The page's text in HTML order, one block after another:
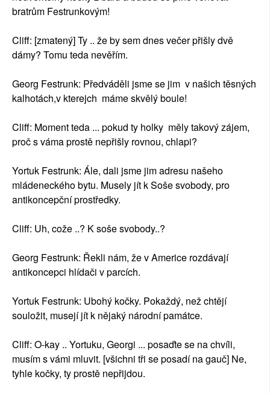
bratrům Festrunkovým!
Cliff: [zmatený] Ty .. že by sem dnes večer přišly dvě
dámy? Tomu teda nevěřím.
Georg Festrunk: Předváděli jsme se jim v našich těsných
kalhotách,v kterejch máme skvělý boule!
Cliff: Moment teda ... pokud ty holky měly takový zájem,
proč s váma prostě nepřišly rovnou, chlapi?
Yortuk Festrunk: Ále, dali jsme jim adresu našeho
mládeneckého bytu. Musely jít k Soše svobody, pro
antikoncepční prostředky.
Cliff: Uh, cože ..? K soše svobody..?
Georg Festrunk: Řekli nám, že v Americe rozdávají
antikoncepci hlídači v parcích.
Yortuk Festrunk: Ubohý kočky. Pokaždý, než chtějí
souložit, musejí jít k nějaký národní památce.
Cliff: O-kay .. Yortuku, Georgi ... posaďte se na chvíli,
musím s vámi mluvit. [všichni tři se posadí na gauč] Ne,
tyhle kočky, ty prostě nepřijdou.